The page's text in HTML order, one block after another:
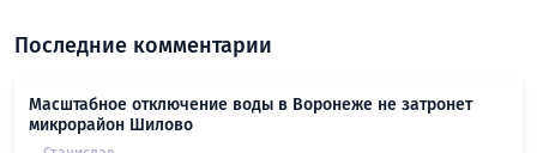
Последние комментарии
Масштабное отключение воды в Воронеже не затронет
микрорайон Шилово